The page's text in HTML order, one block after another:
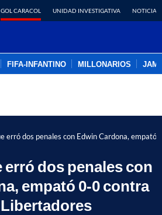
GOL CARACOL UNIDAD INVESTIGATIVA NOTICIAS
FIFA-INFANTINO MILLONARIOS
erró dos penales con Edwin Cardona,
erró dos penales con
empató 0-0 contra